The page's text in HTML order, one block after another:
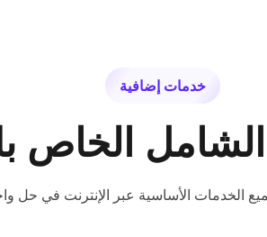
خدمات إضافية
الخاص
الخدمات الأساسية عبر الإنترنت في حل